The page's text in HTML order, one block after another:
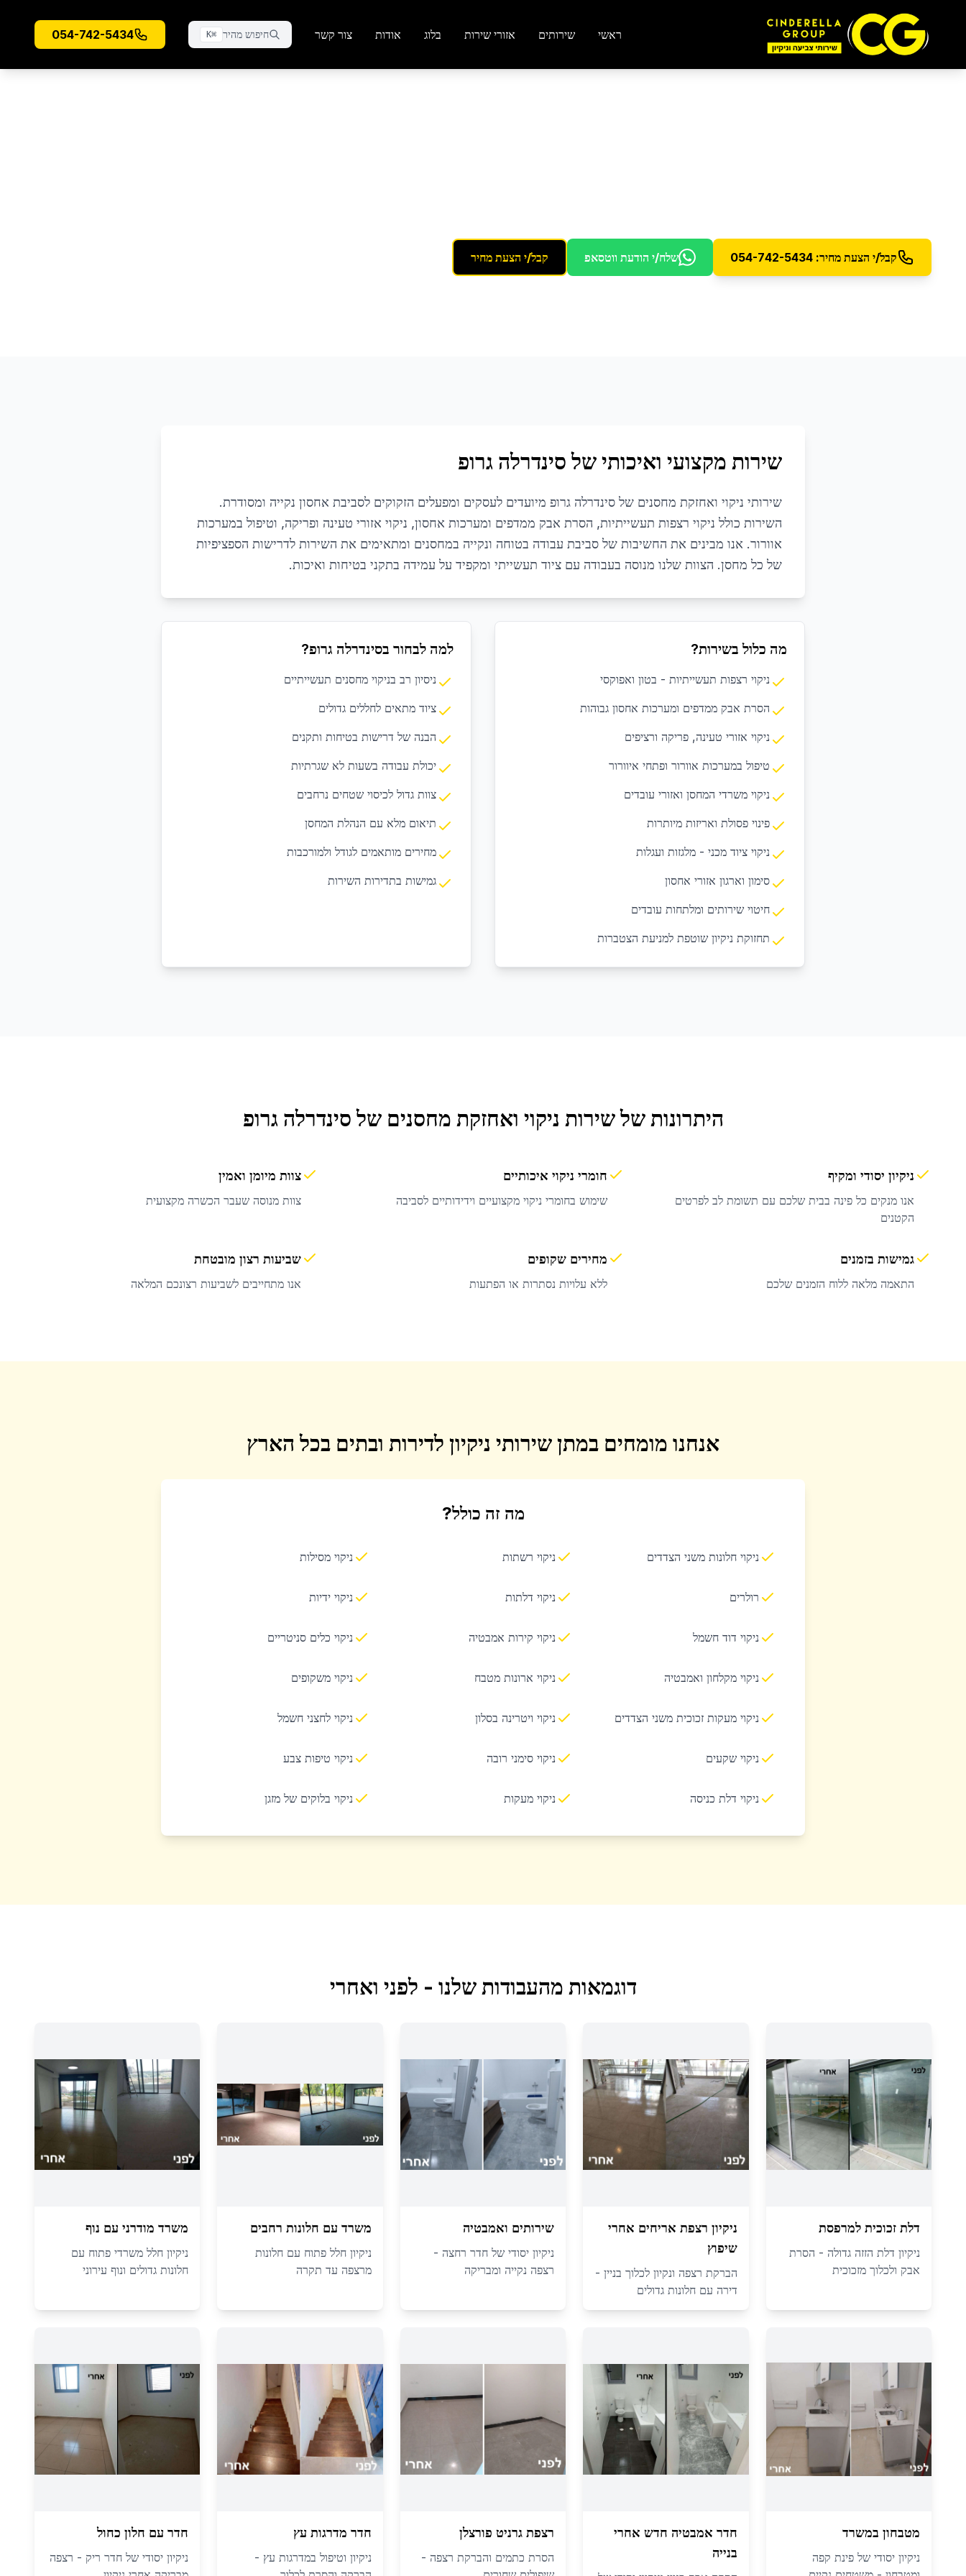
ראשי שירותים אזורי שירות בלוג אודות צור קשר חיפוש מהיר ⌘
K
054-742-5434
קבל/י הצעת מחיר: 054-742-5434 שלח/י הודעת ווטסאפ קבל/י הצעת מחיר
שירות מקצועי ואיכותי של סינדרלה גרופ
שירותי ניקוי ואחזקת מחסנים של סינדרלה גרופ מיועדים לעסקים ומפעלים הזקוקים לסביבת אחסון נקייה ומסודרת.
השירות כולל ניקוי רצפות תעשייתיות, הסרת אבק ממדפים ומערכות אחסון, ניקוי אזורי טעינה ופריקה, וטיפול במערכות
אוורור. אנו מבינים את החשיבות של סביבת עבודה בטוחה ונקייה במחסנים ומתאימים את השירות לדרישות הספציפיות
של כל מחסן. הצוות שלנו מנוסה בעבודה עם ציוד תעשייתי ומקפיד על עמידה בתקני בטיחות ואיכות.
מה כלול בשירות?
ניקוי רצפות תעשייתיות - בטון ואפוקסי
הסרת אבק ממדפים ומערכות אחסון גבוהות
ניקוי אזורי טעינה, פריקה ורציפים
טיפול במערכות אוורור ופתחי איוורור
ניקוי משרדי המחסן ואזורי עובדים
פינוי פסולת ואריזות מיותרות
ניקוי ציוד מכני - מלגזות ועגלות
סימון וארגון אזורי אחסון
חיטוי שירותים ומלתחות עובדים
תחזוקת ניקיון שוטפת למניעת הצטברות
למה לבחור בסינדרלה גרופ?
ניסיון רב בניקוי מחסנים תעשייתיים
ציוד מתאים לחללים גדולים
הבנה של דרישות בטיחות ותקנים
יכולת עבודה בשעות לא שגרתיות
צוות גדול לכיסוי שטחים נרחבים
תיאום מלא עם הנהלת המחסן
מחירים מותאמים לגודל ולמורכבות
גמישות בתדירות השירות
היתרונות של שירות ניקוי ואחזקת מחסנים של סינדרלה גרופ
ניקיון יסודי ומקיף
אנו מנקים כל פינה בבית שלכם עם תשומת לב לפרטים
הקטנים
חומרי ניקוי איכותיים
שימוש בחומרי ניקוי מקצועיים וידידותיים לסביבה
צוות מיומן ואמין
צוות מנוסה שעבר הכשרה מקצועית
גמישות בזמנים
התאמה מלאה ללוח הזמנים שלכם
מחירים שקופים
ללא עלויות נסתרות או הפתעות
שביעות רצון מובטחת
אנו מתחייבים לשביעות רצונכם המלאה
אנחנו מומחים במתן שירותי ניקיון לדירות ובתים בכל הארץ
מה זה כולל?
ניקוי חלונות משני הצדדים ניקוי רשתות ניקוי מסילות
רולרים ניקוי דלתות ניקוי ידיות
ניקוי דוד חשמל ניקוי קירות אמבטיה ניקוי כלים סניטריים
ניקוי מקלחון ואמבטיה ניקוי ארונות מטבח ניקוי משקופים
ניקוי מעקות זכוכית משני הצדדים ניקוי ויטרינה בסלון ניקוי לחצני חשמל
ניקוי שקעים ניקוי סימני רובה ניקוי טיפות צבע
ניקוי דלת כניסה ניקוי מעקות ניקוי בלוקים של מזגן
דוגמאות מהעבודות שלנו - לפני ואחרי
דלת זכוכית למרפסת
ניקיון דלת הזזה גדולה - הסרת
אבק ולכלוך מזכוכית
ניקיון רצפת אריחים אחרי
שיפוץ
הברקת רצפה ונקיון לכלוך בניין -
דירה עם חלונות גדולים
שירותים ואמבטיה
ניקיון יסודי של חדר רחצה -
רצפה נקייה ומבריקה
משרד עם חלונות רחבים
ניקיון חלל פתוח עם חלונות
מרצפה עד תקרה
משרד מודרני עם נוף
ניקיון חלל משרדי פתוח עם
חלונות גדולים ונוף עירוני
מטבחון במשרד
ניקיון יסודי של פינת קפה
חדר אמבטיה חדש אחרי
בנייה
רצפת גרניט פורצלן
הסרת כתמים והברקת רצפה -
חדר מדרגות עץ
ניקיון וטיפול במדרגות עץ -
חדר עם חלון כחול
ניקיון יסודי של חדר ריק - רצפה